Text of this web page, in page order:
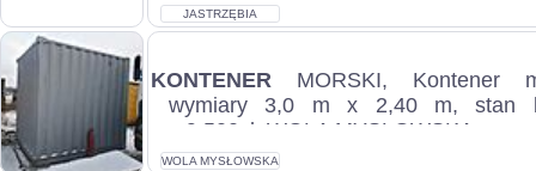
JASTRZĘBIA
KONTENER MORSKI, Kontener
wymiary 3,0 m x 2,40 m, stan
c.9.500zł. WOLA MYSŁOWSKA...
WOLA MYSŁOWSKA